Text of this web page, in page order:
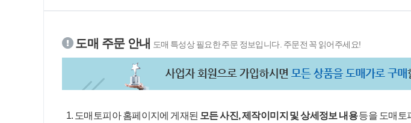
도매 주문 안내 도매 특성상 필요한 주문 정보입니다. 주문전 꼭 읽어주세요!
1. 도매토피아 홈페이지에 게재된 모든 사진, 제작이미지 및 상세정보 내용등을 도매토